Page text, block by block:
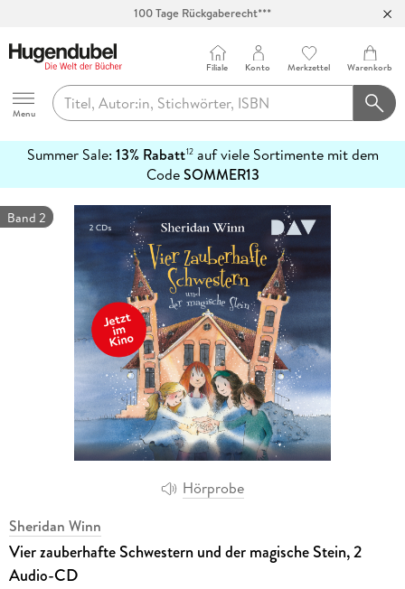
100 Tage Rückgaberecht***
Hugendubel
Menu
Filiale Konto Merkzettel Warenkorb
Summer Sale: 13% Rabatt12auf viele Sortimente mit dem
CodeSOMMER13
erfahren
Hörprobe
Band 2
Sheridan Winn
Vier zauberhafte Schwestern und der magische Stein, 2
Audio-CD